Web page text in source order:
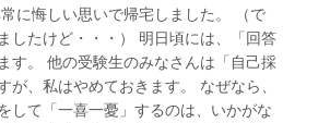
に悔しい思いで帰宅しました。 （で
したけど・・・） 明日頃には、「回答
す。 他の受験生のみなさんは「自己採
が、私はやめておきます。 なぜなら、
して「一喜一憂」するのは、いかがな